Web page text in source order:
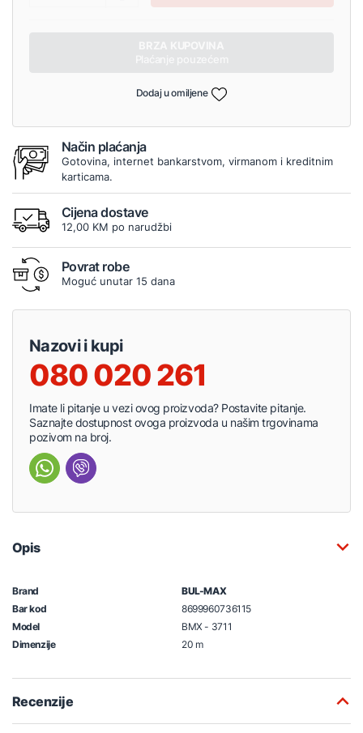
Dodaj u omiljene
Način plaćanja
Gotovina, internet bankarstvom, virmanom i kreditnim
karticama.
Cijena dostave
12,00 KM po narudžbi
Povrat robe
Moguć unutar 15 dana
Nazovi i kupi
080 020 261
Imate li pitanje u vezi ovog proizvoda? Postavite pitanje.
Saznajte dostupnost ovoga proizvoda u našim trgovinama
pozivom na broj.
Opis
Brand
BUL-MAX
Bar kod
8699960736115
Model
BMX - 3711
Dimenzije
20 m
Recenzije